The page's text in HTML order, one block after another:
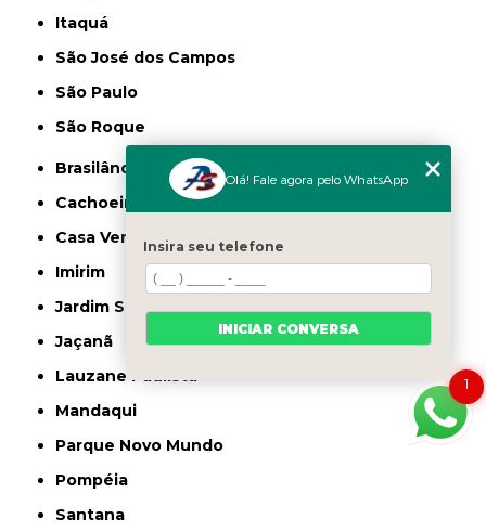
Itaquá
São José dos Campos
São Paulo
São Roque
Brasilândia
Cachoeirinha
Casa Verde
Imirim
Jardim São Paulo
Jaçanã
Lauzane Paulista
Mandaqui
Parque Novo Mundo
Pompéia
Santana
1
Olá! Fale agora pelo WhatsApp
Insira seu telefone
INICIAR CONVERSA